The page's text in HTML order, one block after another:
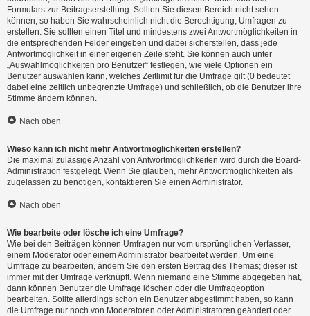
Formulars zur Beitragserstellung. Sollten Sie diesen Bereich nicht sehen
können, so haben Sie wahrscheinlich nicht die Berechtigung, Umfragen zu
erstellen. Sie sollten einen Titel und mindestens zwei Antwortmöglichkeiten in
die entsprechenden Felder eingeben und dabei sicherstellen, dass jede
Antwortmöglichkeit in einer eigenen Zeile steht. Sie können auch unter
„Auswahlmöglichkeiten pro Benutzer“ festlegen, wie viele Optionen ein
Benutzer auswählen kann, welches Zeitlimit für die Umfrage gilt (0 bedeutet
dabei eine zeitlich unbegrenzte Umfrage) und schließlich, ob die Benutzer ihre
Stimme ändern können.
Nach oben
Wieso kann ich nicht mehr Antwortmöglichkeiten erstellen?
Die maximal zulässige Anzahl von Antwortmöglichkeiten wird durch die Board-
Administration festgelegt. Wenn Sie glauben, mehr Antwortmöglichkeiten als
zugelassen zu benötigen, kontaktieren Sie einen Administrator.
Nach oben
Wie bearbeite oder lösche ich eine Umfrage?
Wie bei den Beiträgen können Umfragen nur vom ursprünglichen Verfasser,
einem Moderator oder einem Administrator bearbeitet werden. Um eine
Umfrage zu bearbeiten, ändern Sie den ersten Beitrag des Themas; dieser ist
immer mit der Umfrage verknüpft. Wenn niemand eine Stimme abgegeben hat,
dann können Benutzer die Umfrage löschen oder die Umfrageoption
bearbeiten. Sollte allerdings schon ein Benutzer abgestimmt haben, so kann
die Umfrage nur noch von Moderatoren oder Administratoren geändert oder